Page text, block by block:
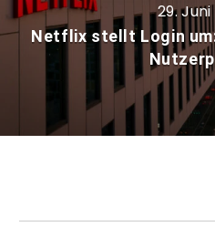
29.
Netflix stellt Login